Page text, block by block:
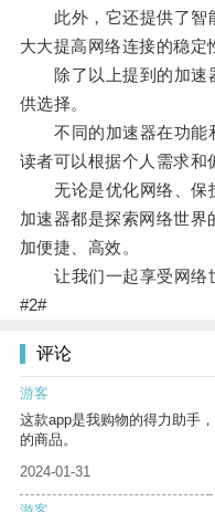
此外，它还提供了智
大大提高网络连接的稳定
除了以上提到的加速
供选择。
不同的加速器在功能和
读者可以根据个人需求和
无论是优化网络、保
加速器都是探索网络世界
加便捷、高效。
让我们一起享受网络
#2#
评论
游客
这款app是我购物的得力助手
的商品。
2024-01-31